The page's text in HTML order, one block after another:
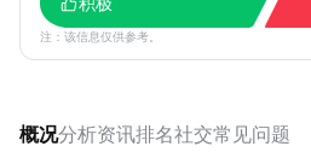
注：该信息仅供参考。
概况分析资讯排名社交常见问题